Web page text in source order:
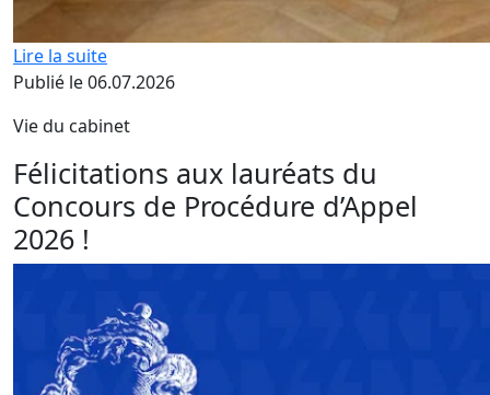
Lire la suite
Publié le 06.07.2026
Vie du cabinet
Félicitations aux lauréats du
Concours de Procédure d’Appel
2026 !